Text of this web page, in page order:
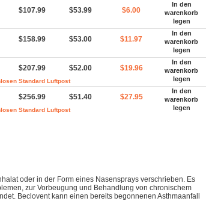
$107.99 $53.99 $6.00
In den
warenkorb
legen
$158.99 $53.00 $11.97
In den
warenkorb
legen
$207.99 $52.00 $19.96
In den
warenkorb
legen
Standard Luftpost
$256.99 $51.40 $27.95
In den
warenkorb
legen
Standard Luftpost
oder in der Form eines Nasensprays verschrieben. Es
zur Vorbeugung und Behandlung von chronischem
Beclovent kann einen bereits begonnenen Asthmaanfall